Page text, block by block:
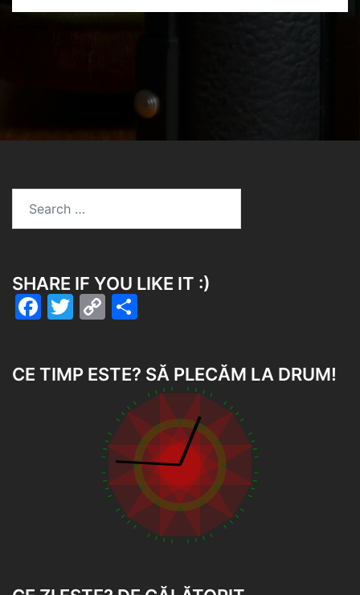
SHARE IF YOU LIKE IT :)
Facebook
Twitter
Copy
CE TIMP ESTE? SĂ PLECĂM LA DRUM!